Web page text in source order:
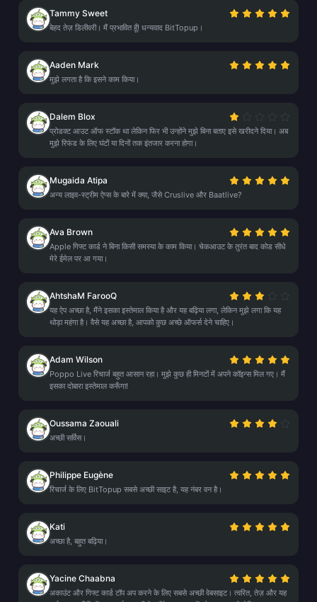
Tammy Sweet
बेहद तेज़ डिलीवरी। मैं प्रभावित हूँ! धन्यवाद BitTopup।
Aaden Mark
मुझे लगता है कि इसने काम किया।
Dalem Blox
प्रोडक्ट आउट ऑफ स्टॉक था लेकिन फिर भी उन्होंने मुझे बिना बताए इसे खरीदने दिया। अब
मुझे रिफंड के लिए घंटों या दिनों तक इंतजार करना होगा।
Mugaida Atipa
अन्य लाइव-स्ट्रीम ऐप्स के बारे में क्या, जैसे Cruslive और Baatlive?
Ava Brown
Apple गिफ्ट कार्ड ने बिना किसी समस्या के काम किया। चेकआउट के तुरंत बाद कोड सीधे
मेरे ईमेल पर आ गया।
AhtshaM FarooQ
यह ऐप अच्छा है, मैंने इसका इस्तेमाल किया है और यह बढ़िया लगा, लेकिन मुझे लगा कि यह
थोड़ा महंगा है। वैसे यह अच्छा है, आपको कुछ अच्छे ऑफर्स देने चाहिए।
Adam Wilson
Poppo Live रिचार्ज बहुत आसान रहा। मुझे कुछ ही मिनटों में अपने कॉइन्स मिल गए। मैं
इसका दोबारा इस्तेमाल करूँगा!
Oussama Zaouali
अच्छी सर्विस।
Philippe Eugène
रिचार्ज के लिए BitTopup सबसे अच्छी साइट है, यह नंबर वन है।
Kati
अच्छा है, बहुत बढ़िया।
Yacine Chaabna
अकाउंट और गिफ्ट कार्ड टॉप अप करने के लिए सबसे अच्छी वेबसाइट। त्वरित, तेज़ और यह